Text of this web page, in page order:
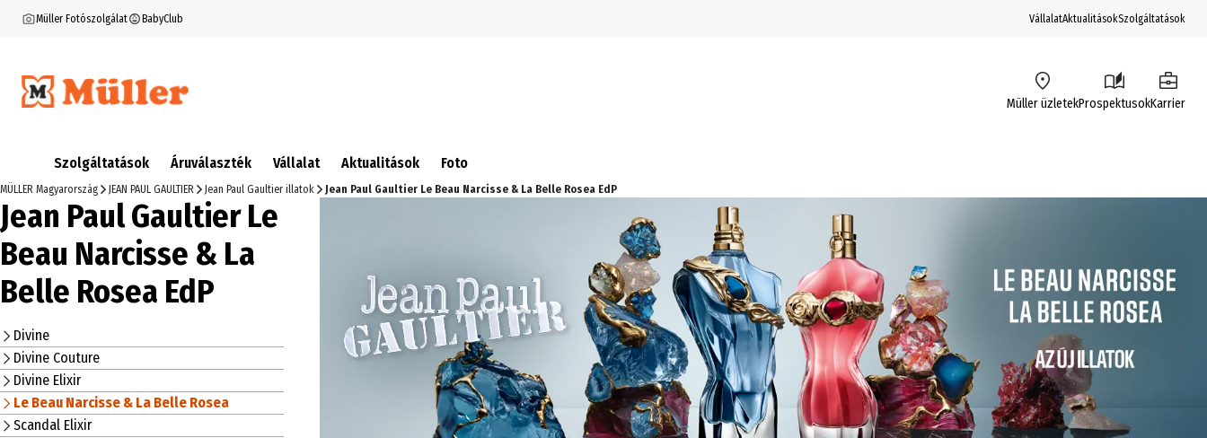
Müller Fotószolgálat BabyClub VállalatAktualitásokSzolgáltatások
Müller üzletekProspektusokKarrier
Szolgáltatások Áruválaszték Vállalat Aktualitások Foto
MÜLLER Magyarország JEAN PAUL GAULTIER Jean Paul Gaultier illatok Jean Paul Gaultier Le Beau Narcisse & La Belle Rosea EdP
Jean Paul Gaultier Le
Beau Narcisse & La
Belle Rosea EdP
Divine
Divine Couture
Divine Elixir
Le Beau Narcisse & La Belle Rosea
Scandal Elixir